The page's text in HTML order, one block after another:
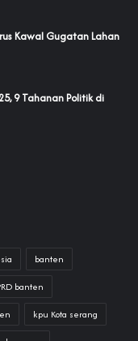
Kawal Gugatan Lahan
9 Tahanan Politik di
banten
banten
kpu Kota serang